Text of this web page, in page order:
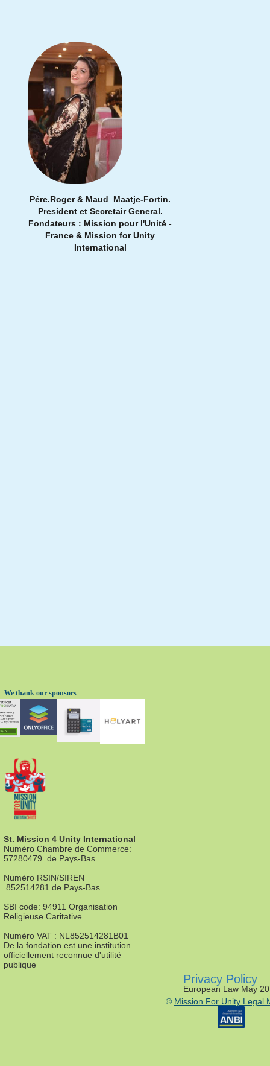
Pére.Roger & Maud Maatje-Fortin.
President et Secretair General.
Fondateurs : Mission pour l'Unité -
France & Mission for Unity
International
We thank our sponsors
St. Mission 4 Unity International
Numéro Chambre de Commerce:
57280479 de Pays-Bas
Numéro RSIN/SIREN
852514281 de Pays-Bas
SBI code: 94911 Organisation
Religieuse Caritative
Numéro VAT : NL852514281B01
De la fondation est une institution
officiellement reconnue d'utilité
publique
Privacy Policy
European Law May
© Mission For Unity Legal